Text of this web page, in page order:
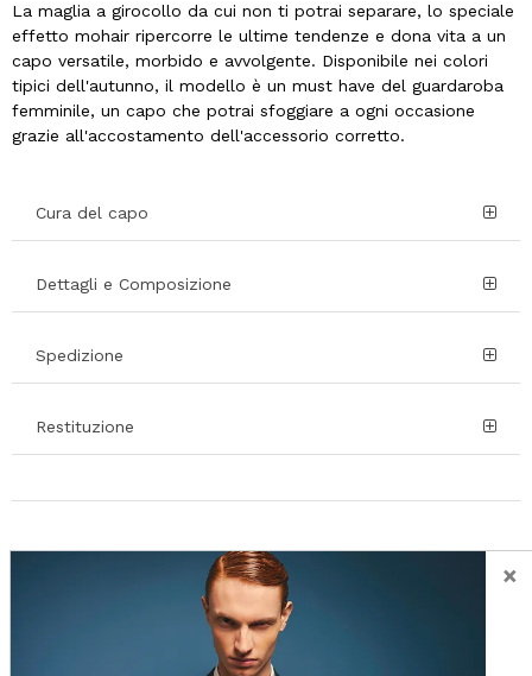
La maglia a girocollo da cui non ti potrai separare, lo speciale
effetto mohair ripercorre le ultime tendenze e dona vita a un
capo versatile, morbido e avvolgente. Disponibile nei colori
tipici dell'autunno, il modello è un must have del guardaroba
femminile, un capo che potrai sfoggiare a ogni occasione
grazie all'accostamento dell'accessorio corretto.
Cura del capo
Dettagli e Composizione
Spedizione
Restituzione
SUGGERITI PER TE
×